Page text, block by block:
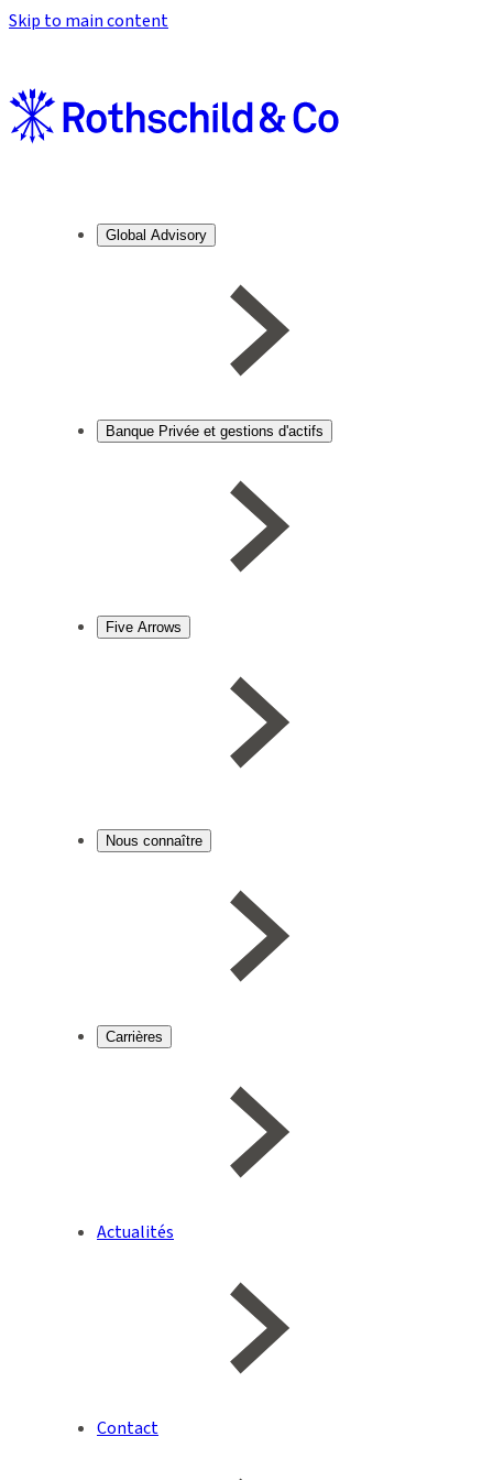
Skip to main content
Global Advisory
Banque Privée et gestions d'actifs
Five Arrows
Nous connaître
Carrières
Actualités
Contact